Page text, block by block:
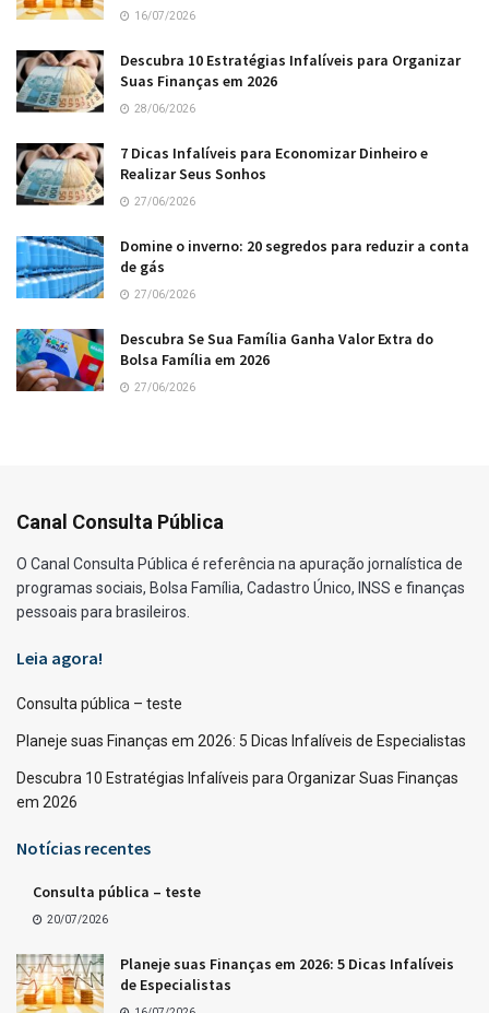
16/07/2026
Descubra 10 Estratégias Infalíveis para Organizar
Suas Finanças em 2026
28/06/2026
7 Dicas Infalíveis para Economizar Dinheiro e
Realizar Seus Sonhos
27/06/2026
Domine o inverno: 20 segredos para reduzir a conta
de gás
27/06/2026
Descubra Se Sua Família Ganha Valor Extra do
Bolsa Família em 2026
27/06/2026
Canal Consulta Pública
O Canal Consulta Pública é referência na apuração jornalística de
programas sociais, Bolsa Família, Cadastro Único, INSS e finanças
pessoais para brasileiros.
Leia agora!
Consulta pública – teste
Planeje suas Finanças em 2026: 5 Dicas Infalíveis de Especialistas
Descubra 10 Estratégias Infalíveis para Organizar Suas Finanças
em 2026
Notícias recentes
Consulta pública – teste
20/07/2026
Planeje suas Finanças em 2026: 5 Dicas Infalíveis
de Especialistas